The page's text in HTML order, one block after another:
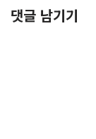
레
이
댓글 남기기